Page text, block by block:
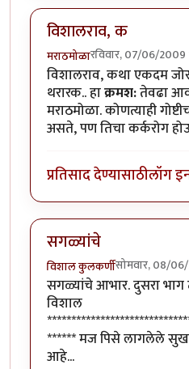
विशालराव, क
मराठमोळारविवार, 07/06/2009
विशालराव, कथा एकदम
थरारक.. हाक्रमश:तेवढा
मराठमोळा. कोणत्याही
असते, पण तिचा कर्करोग
प्रतिसाद देण्यासाठीलॉग
सगळ्यांचे
विशाल कुलकर्णीसोमवार, 08/
सगळ्यांचे आभार. दुसरा
विशाल
****** मज पिसे लागलेले
आहे...